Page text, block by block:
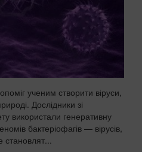
ученим створити віруси,
Дослідники зі
використали генеративну
бактеріофагів — вірусів,
становлят...